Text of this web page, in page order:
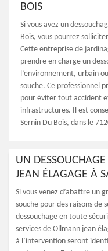
BOIS
Si vous avez un
Bois, vous pourrez
Cette entreprise de
prendre en charge un
l’environnement, urbain
souche. Ce professionnel
pour éviter tout accident
infrastructures. Il est
Sernin Du Bois, dans le
UN
JEAN ÉLAGAGE À
Si vous venez d’abattre un
souche pour des raisons de
dessouchage en toute
services de Ollmann jean
à l’intervention seront